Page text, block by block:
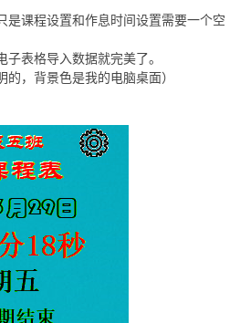
是课程设置和作息时间设置需要一个空
表格导入数据就完美了。
，背景色是我的电脑桌面）